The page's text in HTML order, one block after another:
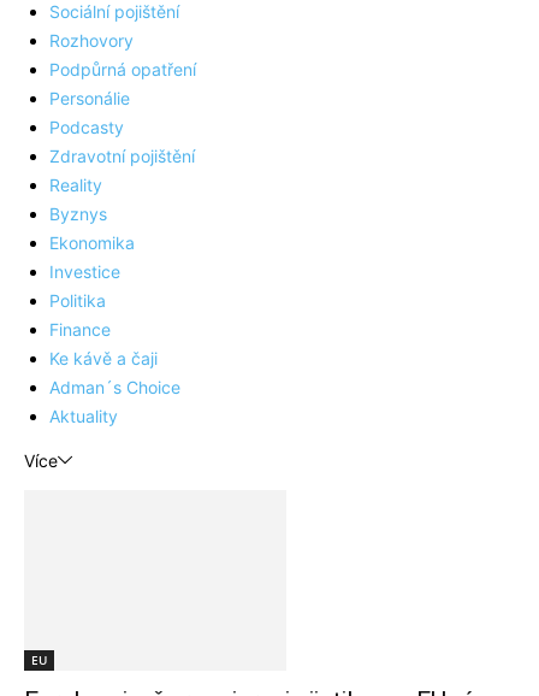
Sociální pojištění
Rozhovory
Podpůrná opatření
Personálie
Podcasty
Zdravotní pojištění
Reality
Byznys
Ekonomika
Investice
Politika
Finance
Ke kávě a čaji
Adman´s Choice
Aktuality
Více
EU